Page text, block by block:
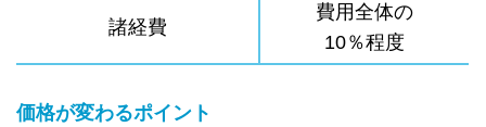
諸経費
費用全体の
10％程度
価格が変わるポイント